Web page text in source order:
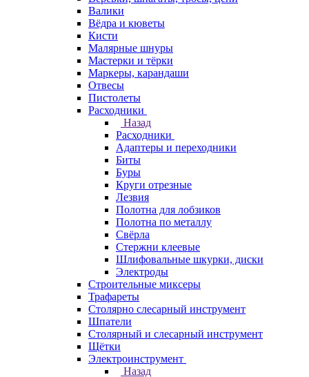
Валики
Вёдра и кюветы
Кисти
Малярные шнуры
Мастерки и тёрки
Маркеры, карандаши
Отвесы
Пистолеты
Расходники
Назад
Расходники
Адаптеры и переходники
Биты
Буры
Круги отрезные
Лезвия
Полотна для лобзиков
Полотна по металлу
Свёрла
Стержни клеевые
Шлифовальные шкурки, диски
Электроды
Строительные миксеры
Трафареты
Столярно слесарный инструмент
Шпатели
Столярный и слесарный инструмент
Щётки
Электроинструмент
Назад